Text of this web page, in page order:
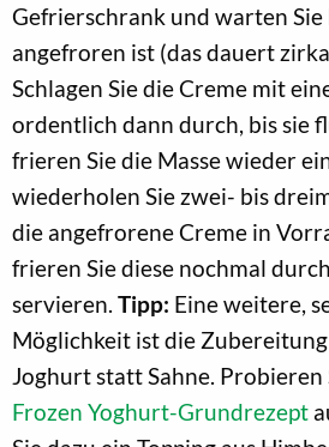
Gefrierschrank und warten Sie
angefroren ist (das dauert
Schlagen Sie die Creme mit
ordentlich dann durch, bis sie
frieren Sie die Masse wieder
wiederholen Sie zwei- bis
die angefrorene Creme in
frieren Sie diese nochmal
servieren. Tipp: Eine weitere,
Möglichkeit ist die
Joghurt statt Sahne.
Frozen Yoghurt-Grundrezept